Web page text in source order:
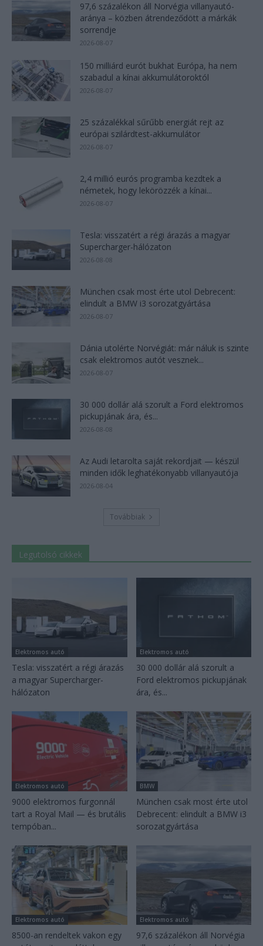
97,6 százalékon áll Norvégia villanyautó-
aránya – közben átrendeződött a márkák
sorrendje
2026-08-07
150 milliárd eurót bukhat Európa, ha nem
szabadul a kínai akkumulátoroktól
2026-08-07
25 százalékkal sűrűbb energiát rejt az
európai szilárdtest-akkumulátor
2026-08-07
2,4 millió eurós programba kezdtek a
németek, hogy lekörözzék a kínai...
2026-08-07
Tesla: visszatért a régi árazás a magyar
Supercharger-hálózaton
2026-08-08
München csak most érte utol Debrecent:
elindult a BMW i3 sorozatgyártása
2026-08-07
Dánia utolérte Norvégiát: már náluk is szinte
csak elektromos autót vesznek...
2026-08-07
30 000 dollár alá szorult a Ford elektromos
pickupjának ára, és...
2026-08-08
Az Audi letarolta saját rekordjait — készül
minden idők leghatékonyabb villanyautója
2026-08-04
Továbbiak
Legutolsó cikkek
Elektromos autó
Tesla: visszatért a régi árazás
a magyar Supercharger-
hálózaton
Elektromos autó
30 000 dollár alá szorult a
Ford elektromos pickupjának
ára, és...
Elektromos autó
9000 elektromos furgonnál
tart a Royal Mail — és brutális
tempóban...
BMW
München csak most érte utol
Debrecent: elindult a BMW i3
sorozatgyártása
Elektromos autó
8500-an rendeltek vakon egy
Elektromos autó
97,6 százalékon áll Norvégia